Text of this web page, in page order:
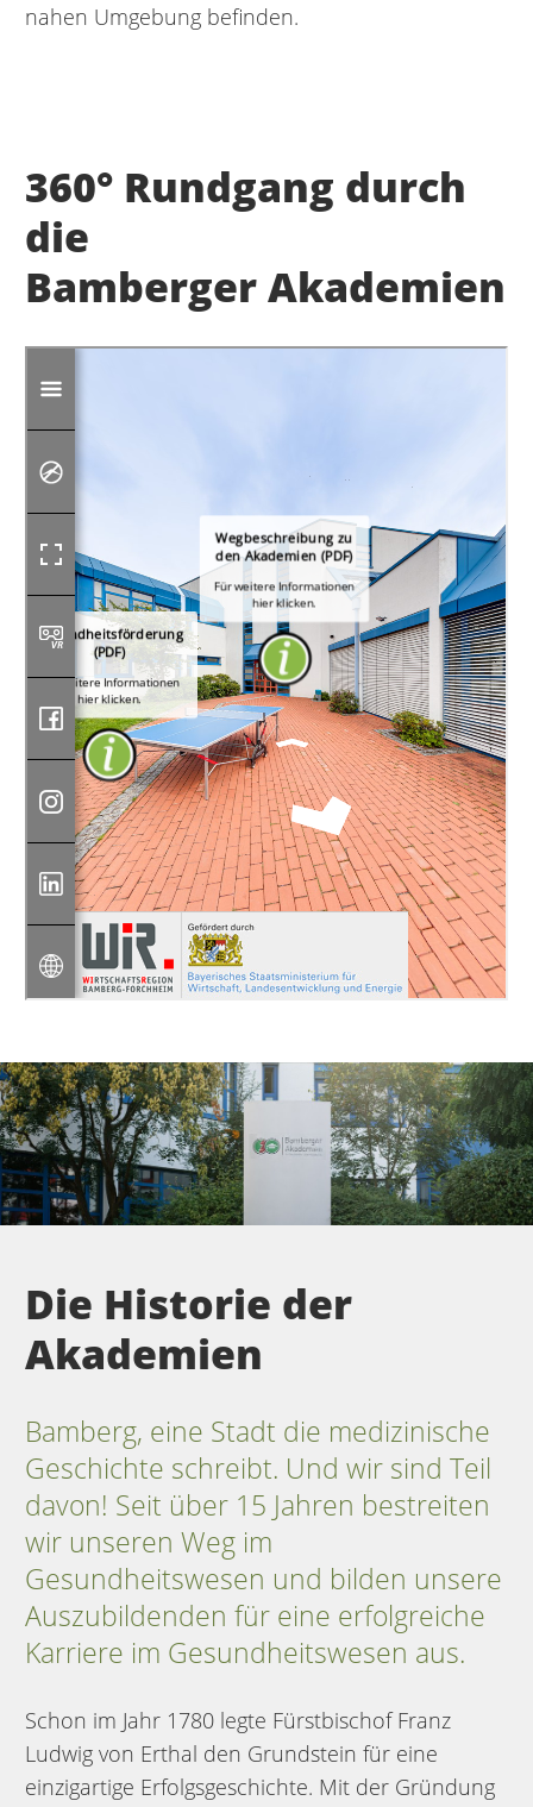
nahen Umgebung befinden.
360° Rundgang durch
die
Bamberger Akademien
Die Historie der
Akademien
Bamberg, eine Stadt die medizinische
Geschichte schreibt. Und wir sind Teil
davon! Seit über 15 Jahren bestreiten
wir unseren Weg im
Gesundheitswesen und bilden unsere
Auszubildenden für eine erfolgreiche
Karriere im Gesundheitswesen aus.
Schon im Jahr 1780 legte Fürstbischof Franz
Ludwig von Erthal den Grundstein für eine
einzigartige Erfolgsgeschichte. Mit der Gründung